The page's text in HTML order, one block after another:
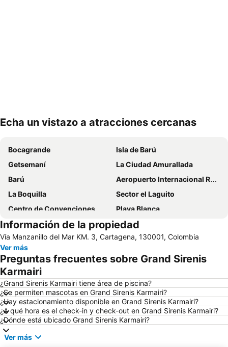
Echa un vistazo a atracciones cercanas
Bocagrande
Isla de Barú
Getsemaní
La Ciudad Amurallada
Barú
Aeropuerto Internacional Rafael Núñez
La Boquilla
Sector el Laguito
Centro de Convenciones
Playa Blanca
Tierra Bomba
El Barrio Manga y sus Casonas
Castillo de San Felipe de Barajas
Torre del Reloj
Estadio Jaime Morón
Cerro de la Popa
Baluarte de Santa Catalina y el de Santa Clara
Plaza de Bolívar
Monumento de los Zapatos Viejos
Museo Histórico - Palacio de la Inquisición
Las Bóvedas
Parque Nacional Natural Corales del Rosario
Catedral de Santa Catalina de Alejandría
Plaza de la Aduana
San Pedro Claver
Plaza de los Coches
Información de la propiedad
Vía Manzanillo del Mar KM. 3, Cartagena, 130001, Colombia
Ver más
Preguntas frecuentes sobre Grand Sirenis
Karmairi
¿Grand Sirenis Karmairi tiene área de piscina?
¿Se permiten mascotas en Grand Sirenis Karmairi?
¿Hay estacionamiento disponible en Grand Sirenis Karmairi?
¿A qué hora es el check-in y check-out en Grand Sirenis Karmairi?
¿Dónde está ubicado Grand Sirenis Karmairi?
Ver más